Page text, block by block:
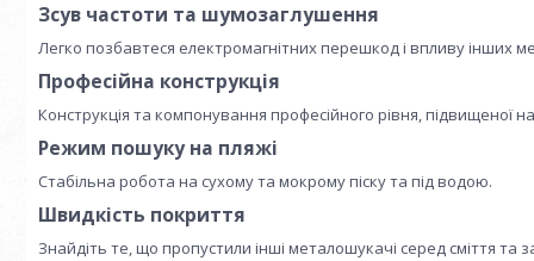
Зсув частоти та шумозаглушення
Легко позбавтеся електромагнітних перешкод і впливу інших
Професійна конструкція
Конструкція та компонування професійного рівня, підвищеної
Режим пошуку на пляжі
Стабільна робота на сухому та мокрому піску та під водою.
Швидкість покриття
Знайдіть те, що пропустили інші металошукачі серед сміття та